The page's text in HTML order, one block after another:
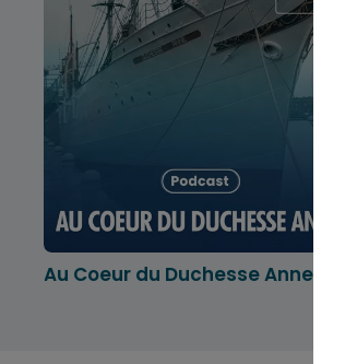
Au Coeur du Duchesse Anne